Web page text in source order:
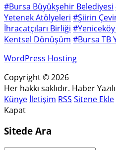
#Bursa Büyükşehir Belediyesi
Yetenek Atölyeleri #Şiirin
İhracatçıları Birliği
Kentsel Dönüşüm #Bursa TB
WordPress Hosting
Copyright © 2026
Her hakkı saklıdır. Haber
Künye İletişim RSS Sitene Ekle
Kapat
Sitede Ara